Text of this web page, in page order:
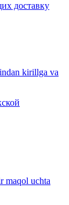
доставку
kirillga va
maqol uchta